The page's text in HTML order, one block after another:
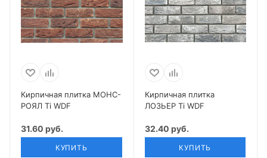
Кирпичная плитка МОНС-
РОЯЛ Ti WDF
31.60 руб.
КУПИТЬ
Кирпичная плитка
ЛОЗЬЕР Ti WDF
32.40 руб.
КУПИТЬ